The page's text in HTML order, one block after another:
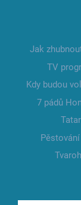
Jak
TV
Kdy budou
7 pádů